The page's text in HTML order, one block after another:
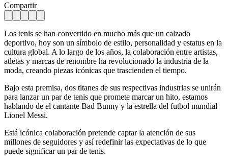
Compartir
Los tenis se han convertido en mucho más que un calzado
deportivo, hoy son un símbolo de estilo, personalidad y estatus en la
cultura global. A lo largo de los años, la colaboración entre artistas,
atletas y marcas de renombre ha revolucionado la industria de la
moda, creando piezas icónicas que trascienden el tiempo.
Bajo esta premisa, dos titanes de sus respectivas industrias se unirán
para lanzar un par de tenis que promete marcar un hito, estamos
hablando de el cantante Bad Bunny y la estrella del futbol mundial
Lionel Messi.
Está icónica colaboración pretende captar la atención de sus
millones de seguidores y así redefinir las expectativas de lo que
puede significar un par de tenis.